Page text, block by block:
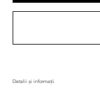
Detalii și informații